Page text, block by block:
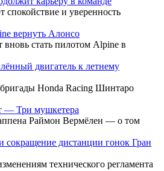
и уверенность
вернуть Алонсо
стать пилотом Alpine в
двигатель к летнему
Honda Racing Шинтаро
— Три мушкетера
Раймон Вермёлен — о том
дистанции гонок Гран
технического регламента